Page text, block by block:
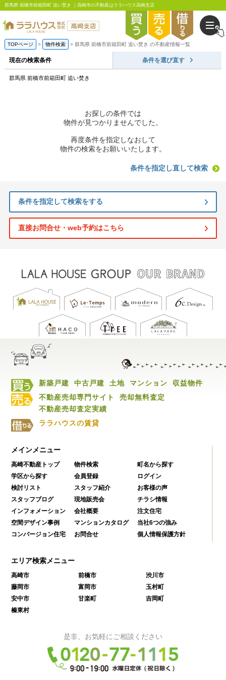
群馬県 前橋市前箱田町 追い焚き ｜高崎市の不動産はララハウス高崎支店
TOPページ 物件検索 群馬県 前橋市前箱田町 追い焚き の不動産情報一覧
現在の検索条件 条件を選び直す
群馬県 前橋市前箱田町 追い焚き
お探しの条件では
物件が見つかりませんでした。
再度条件を指定しなおして
物件の検索をお願いいたします。
条件を指定し直して検索
条件を指定して検索をする
直接お問合せ・web予約はこちら
新築戸建 中古戸建 土地 マンション
収益物件
不動産売却専門サイト
売却無料査定
不動産売却査定実績
ララハウスの賃貸
メインメニュー
高崎不動産トップ 物件検索
町名から探す
学区から探す
会員登録
ログイン
検討リスト
スタッフ紹介
お客様の声
スタッフブログ
現地販売会
チラシ情報
インフォメーション
会社概要
注文住宅
空間デザイン事例
マンションカタログ
当社6つの強み
コンバージョン住宅
お問合せ 個人情報保護方針
エリア検索メニュー
高崎市 前橋市
渋川市
藤岡市
富岡市
玉村町
安中市
甘楽町
吉岡町
榛東村
是非、お気軽にご相談ください